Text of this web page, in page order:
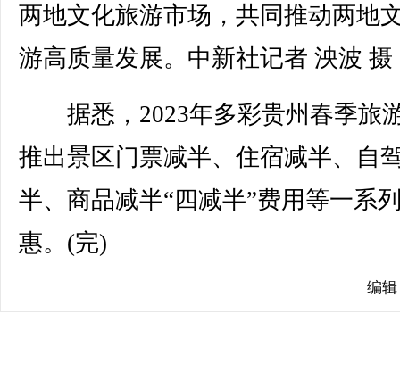
两地文化旅游市场，共同推动两地
游高质量发展。中新社记者 泱波 摄
据悉，2023年多彩贵州春季旅
推出景区门票减半、住宿减半、自
半、商品减半“四减半”费用等一系
惠。(完)
编